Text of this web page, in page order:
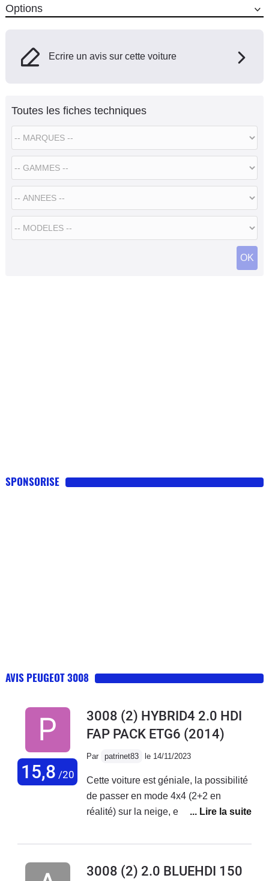
Options
Ecrire un avis sur cette voiture
Toutes les fiches techniques
SPONSORISE
AVIS PEUGEOT 3008
15,8 /20
3008 (2) HYBRID4 2.0 HDI
FAP PACK ETG6 (2014)
Par patrinet83 le 14/11/2023
Cette voiture est géniale, la possibilité
de passer en mode 4x4 (2+2 en
réalité) sur la neige, en mode sport
d'économiser du carburant dans les
route, les options, tout ça est très
3008 (2) 2.0 BLUEHDI 150